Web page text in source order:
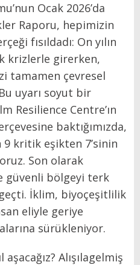
Ocak 2026’da
Raporu, hepimizin
fısıldadı: On yılın
krizlerle girerken,
tamamen çevresel
uyarı soyut bir
Resilience Centre’ın
baktığımızda,
9 kritik eşikten 7’sinin
Son olarak
güvenli bölgeyi terk
geçti. İklim, biyoçeşitlilik
eliyle geriye
sürükleniyor.
aşacağız? Alışılagelmiş